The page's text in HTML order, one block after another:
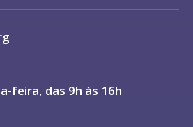
feira, das 9h às 16h